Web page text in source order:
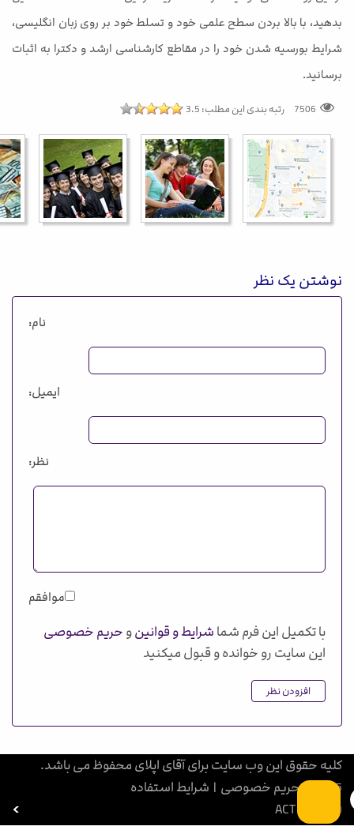
بدهید، با بالا بردن سطح علمی خود و تسلط خود بر روی زبان انگلیسی،
شرایط بورسیه شدن خود را در مقاطع کارشناسی ارشد و دکترا به اثبات
برسانید.
7506 رتبه بندی این مطلب: 3.5
نوشتن یک نظر
نام:
ایمیل:
نظر:
موافقم
با تکمیل این فرم شما شرایط و قوانینو حریم خصوصی
این سایت رو خوانده و قبول میکنید
افزودن نظر
کلیه حقوق این وب سایت برای آقای اپلای محفوظ می باشد.
1405
| حریم خصوصی | شرایط استفاده
آزمون ACT